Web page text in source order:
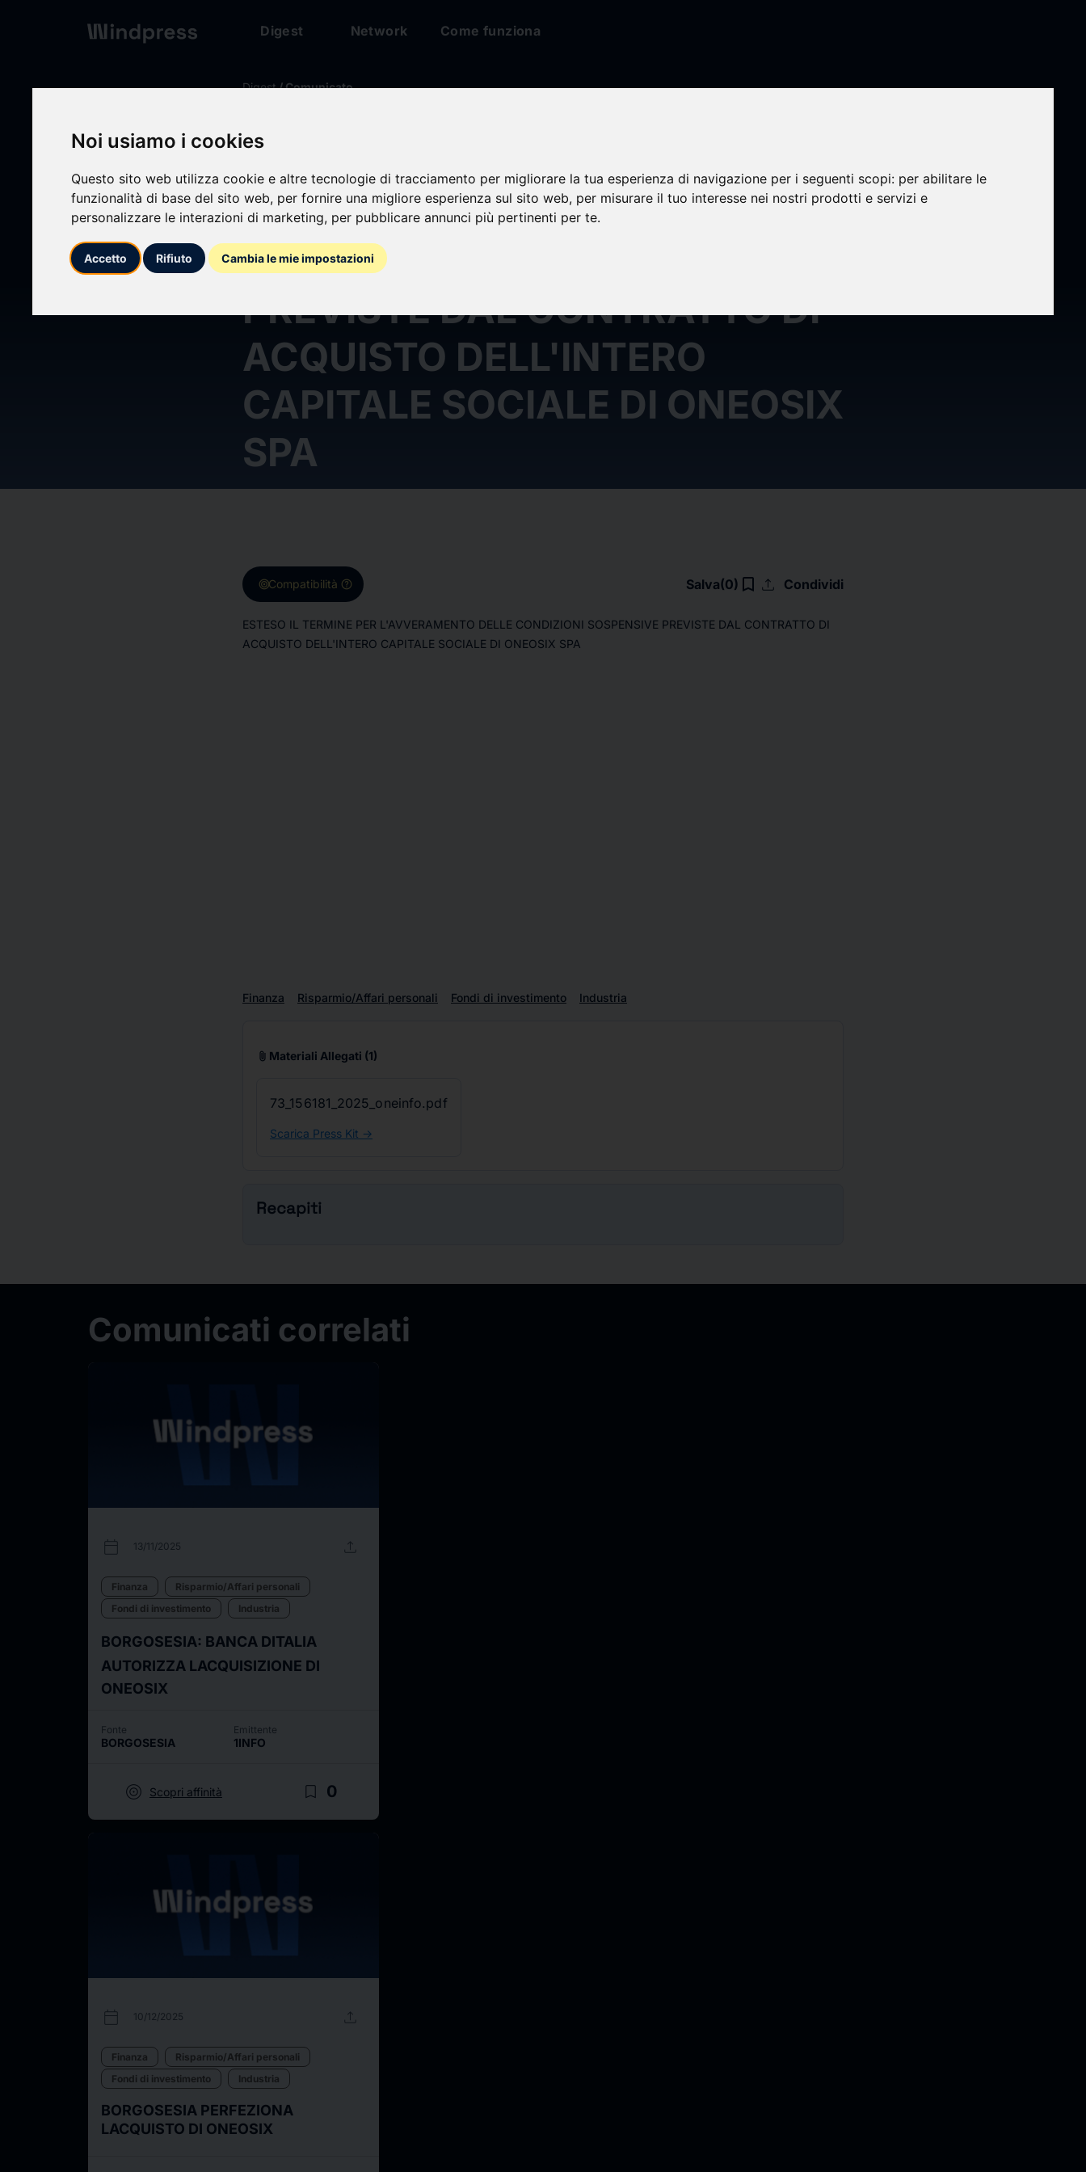
Noi usiamo i cookies
Questo sito web utilizza cookie e altre tecnologie di tracciamento per migliorare la tua esperienza di navigazione per i seguenti scopi: per abilitare le
funzionalità di base del sito web, per fornire una migliore esperienza sul sito web, per misurare il tuo interesse nei nostri prodotti e servizi e
personalizzare le interazioni di marketing, per pubblicare annunci più pertinenti per te.
Accetto Rifiuto Cambia le mie impostazioni
Digest Network Come funziona
Digest/ Comunicato
ESTESO IL TERMINE PER
L'AVVERAMENTO DELLE
CONDIZIONI SOSPENSIVE
PREVISTE DAL CONTRATTO DI
ACQUISTO DELL'INTERO
CAPITALE SOCIALE DI ONEOSIX
SPA
targetCompatibilità help Salva(0) bookmark_border upload Condividi
ESTESO IL TERMINE PER L'AVVERAMENTO DELLE CONDIZIONI SOSPENSIVE PREVISTE DAL CONTRATTO DI
ACQUISTO DELL'INTERO CAPITALE SOCIALE DI ONEOSIX SPA
Finanza Risparmio/Affari personali Fondi di investimento Industria
attach_file Materiali Allegati (1)
73_156181_2025_oneinfo.pdf
Scarica Press Kit ->
Recapiti
Comunicati correlati
calendar_today 13/11/2025 upload
Finanza
Risparmio/Affari personali
Fondi di investimento
Industria
BORGOSESIA: BANCA DITALIA
AUTORIZZA LACQUISIZIONE DI
ONEOSIX
Fonte
BORGOSESIA
Emittente
1INFO
target Scopri affinità bookmark_border 0
calendar_today 10/12/2025 upload
Finanza
Risparmio/Affari personali
Fondi di investimento
Industria
BORGOSESIA PERFEZIONA
LACQUISTO DI ONEOSIX